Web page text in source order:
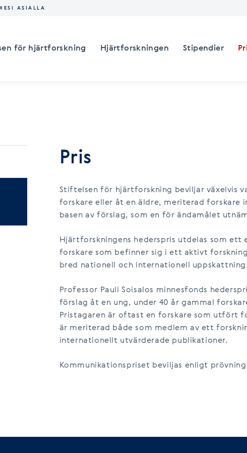
ASIALLA
för hjärtforskning Hjärtforskningen Stipendier
Pris
Stiftelsen för hjärtforskning beviljar växelvis
forskare eller åt en äldre, meriterad forskare
basen av förslag, som en för ändamålet
Hjärtforskningens hederspris utdelas som ett
forskare som befinner sig i ett aktivt
bred nationell och internationell
Professor Pauli Soisalos minnesfonds
förslag åt en ung, under 40 år gammal
Pristagaren är oftast en forskare som utfört
är meriterad både som medlem av ett
internationellt utvärderade publikationer.
Kommunikationspriset beviljas enligt